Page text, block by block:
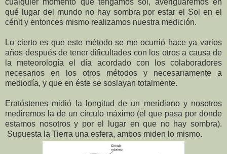
qué lugar del mundo no hay sombra por estar el Sol en el
cénit y entonces mismo realizamos nuestra medición.
Lo cierto es que este método se me ocurrió hace ya varios
años después de tener dificultades con los otros a causa de
la meteorología el día acordado con los colaboradores
necesarios en los otros métodos y necesariamente a
mediodía, y que en éste se soslayan totalmente.
Eratóstenes midió la longitud de un meridiano y nosotros
mediremos la de un círculo máximo (el que pasa por donde
estamos nosotros y por el lugar en que no hay sombra).
Supuesta la Tierra una esfera, ambos miden lo mismo.